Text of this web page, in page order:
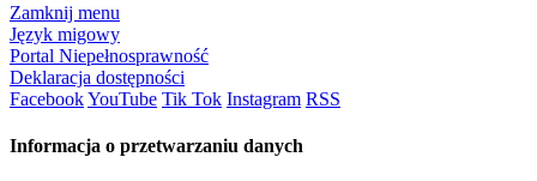
Zamknij menu
Język migowy
Portal Niepełnosprawność
Deklaracja dostępności
FacebookYouTube Tik Tok Instagram RSS
Informacja o przetwarzaniu danych